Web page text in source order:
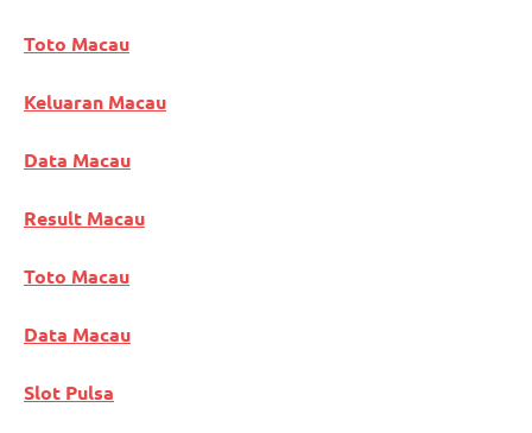
Toto Macau
Keluaran Macau
Data Macau
Result Macau
Toto Macau
Data Macau
Slot Pulsa